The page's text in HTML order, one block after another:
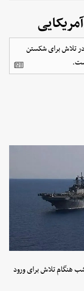
تلاش برای شکستن
هنگام تلاش برای ورود